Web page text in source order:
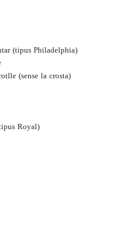
(tipus Philadelphia)
(sense la crosta)
Royal)